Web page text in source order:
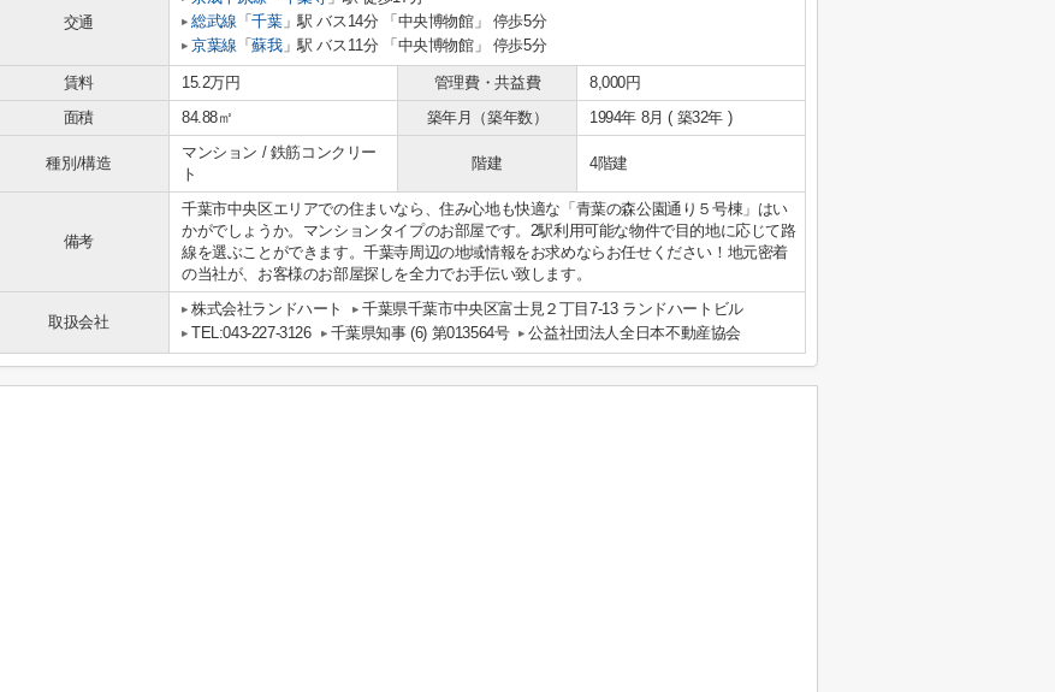
交通
総武線 「千葉」駅 バス14分 「中央博物館」 停歩5分
京葉線 「蘇我」駅 バス11分 「中央博物館」 停歩5分
賃料 15.2万円 管理費・共益費
8,000円
面積
84.88㎡ 築年月（築年数） 1994年 8月 ( 築32年 )
種別/構造
マンション / 鉄筋コンクリー
ト
階建 4階建
備考
千葉市中央区エリアでの住まいなら、住み心地も快適な「青葉の森公園通り５号棟」はい
かがでしょうか。マンションタイプのお部屋です。2駅利用可能な物件で目的地に応じて路
線を選ぶことができます。千葉寺周辺の地域情報をお求めならお任せください！地元密着
の当社が、お客様のお部屋探しを全力でお手伝い致します。
取扱会社
株式会社ランドハート
千葉県千葉市中央区富士見２丁目7-13 ランドハートビル
TEL:043-227-3126
千葉県知事 (6) 第013564号 公益社団法人全日本不動産協会